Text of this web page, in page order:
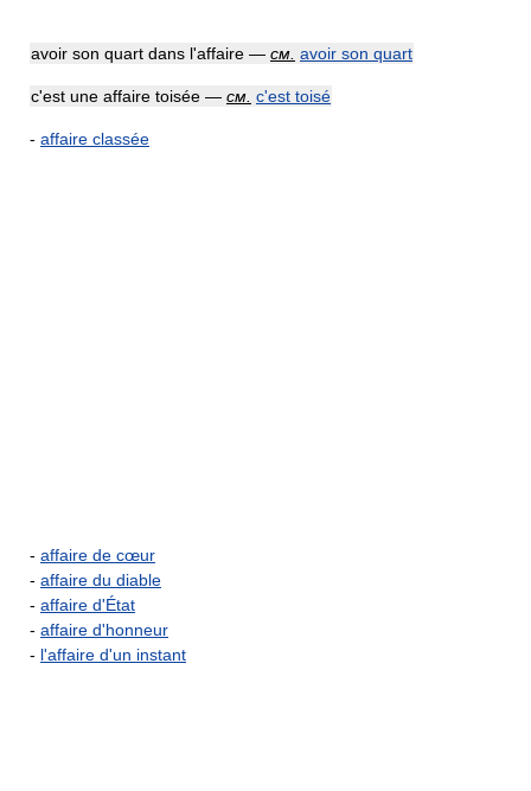
avoir son quart dans l'affaire — см. avoir son quart
c'est une affaire toisée — см. c'est toisé
- affaire classée
- affaire de cœur
- affaire du diable
- affaire d'État
- affaire d'honneur
- l'affaire d'un instant